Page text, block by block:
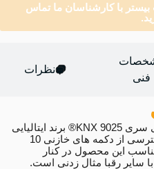
با کارشناسان ما تماس
فنی
نظرات
کلید لمسی 10 پل با رویه شیشه ای سری 9025 KNX® برند ایتالیایی
eElectron برای مدیریت کنترل دسترسی از دکمه های خازنی 10
این محصول در کنار
سایر رقبا مثال زدنی است.